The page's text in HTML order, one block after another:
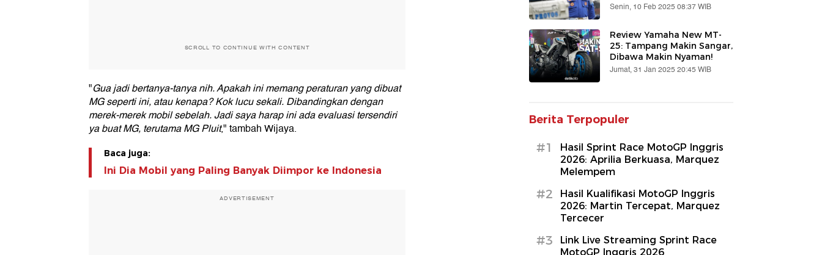
SCROLL TO CONTINUE WITH CONTENT
"Gua jadi bertanya-tanya nih. Apakah ini memang peraturan yang dibuat
MG seperti ini, atau kenapa? Kok lucu sekali. Dibandingkan dengan
merek-merek mobil sebelah. Jadi saya harap ini ada evaluasi tersendiri
ya buat MG, terutama MG Pluit," tambah Wijaya.
Baca juga:
Ini Dia Mobil yang Paling Banyak Diimpor ke Indonesia
ADVERTISEMENT
Senin, 10 Feb 2025 08:37 WIB
Review Yamaha New MT-
25: Tampang Makin Sangar,
Dibawa Makin Nyaman!
Jumat, 31 Jan 2025 20:45 WIB
Berita Terpopuler
#1
Hasil Sprint Race MotoGP Inggris
2026: Aprilia Berkuasa, Marquez
Melempem
#2
Hasil Kualifikasi MotoGP Inggris
2026: Martin Tercepat, Marquez
Tercecer
#3
Link Live Streaming Sprint Race
MotoGP Inggris 2026